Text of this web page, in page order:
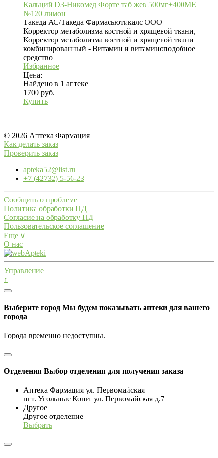
Кальций D3-Никомед Форте таб жев 500мг+400МЕ
№120 лимон
Такеда АС/Такеда Фармасьютикалс ООО
Корректор метаболизма костной и хрящевой ткани,
Корректор метаболизма костной и хрящевой ткани
комбинированный - Витамин и витаминоподобное
средство
Избранное
Цена:
Найдено в 1 аптеке
1700 руб.
Купить
© 2026 Аптека Фармация
Как делать заказ
Проверить заказ
apteka52@list.ru
+7 (42732) 5-56-23
Сообщить о проблеме
Политика обработки ПД
Согласие на обработку ПД
Пользовательское соглашение
Еще ∨
О нас
Управление
↑
Выберите город Мы будем показывать аптеки для вашего
города
Города временно недоступны.
Отделения Выбор отделения для получения заказа
Аптека Фармация ул. Первомайская
пгт. Угольные Копи, ул. Первомайская д.7
Другое
Другое отделение
Выбрать